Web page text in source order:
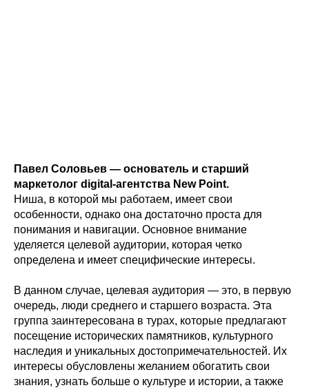
Павел Соловьев — основатель и старший
маркетолог digital-агентства New Point.
Ниша, в которой мы работаем, имеет свои
особенности, однако она достаточно проста для
понимания и навигации. Основное внимание
уделяется целевой аудитории, которая четко
определена и имеет специфические интересы.
В данном случае, целевая аудитория — это, в первую
очередь, люди среднего и старшего возраста. Эта
группа заинтересована в турах, которые предлагают
посещение исторических памятников, культурного
наследия и уникальных достопримечательностей. Их
интересы обусловлены желанием обогатить свои
знания, узнать больше о культуре и истории, а также